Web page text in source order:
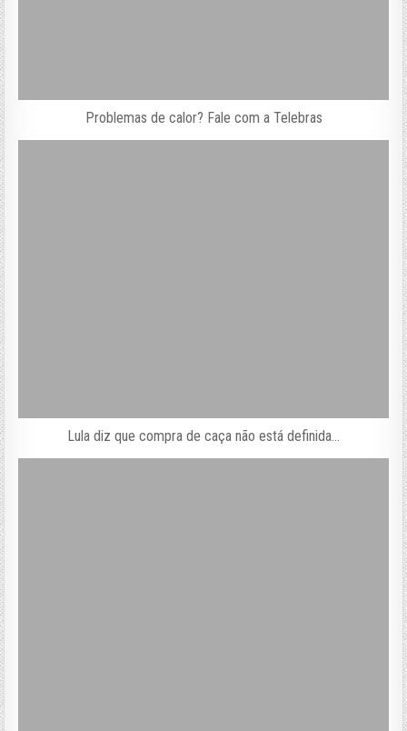
Problemas de calor? Fale com a Telebras
Lula diz que compra de caça não está definida…